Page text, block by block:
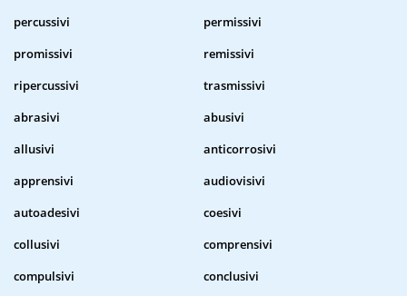
percussivi
permissivi
promissivi
remissivi
ripercussivi
trasmissivi
abrasivi
abusivi
allusivi
anticorrosivi
apprensivi
audiovisivi
autoadesivi
coesivi
collusivi
comprensivi
compulsivi
conclusivi